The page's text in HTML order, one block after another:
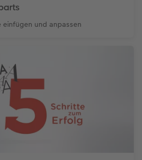
und anpassen